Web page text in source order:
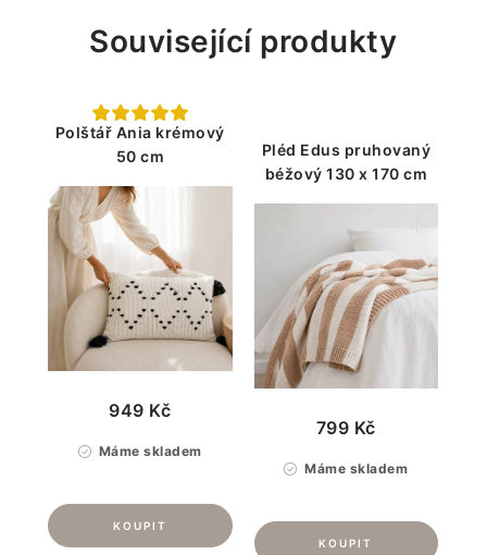
Související produkty
Polštář Ania krémový
50 cm
Máme skladem
949 Kč
Pléd Edus pruhovaný
béžový 130 x 170 cm
Máme skladem
799 Kč